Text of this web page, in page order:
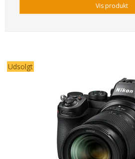
Vis produkt
Udsolgt